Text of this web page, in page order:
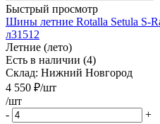
Быстрый просмотр
Шины летние Rotalla Setula S-
л31512
Летние (лето)
Есть в наличии (4)
Склад: Нижний Новгород
4 550 ₽/шт
/шт
-
+